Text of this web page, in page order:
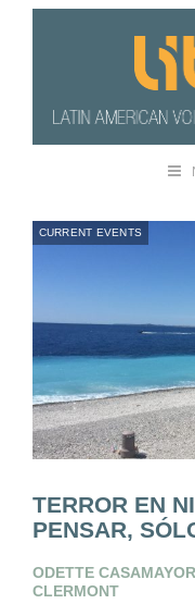
CURRENT EVENTS
TERROR EN
PENSAR,
ODETTE
CLERMONT